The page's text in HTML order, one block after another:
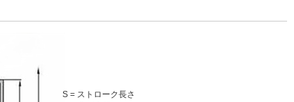
S = ストローク長さ